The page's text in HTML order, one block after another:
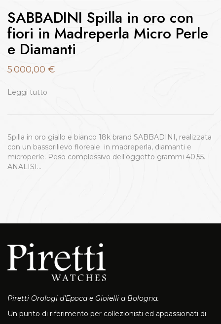
SABBADINI Spilla in oro con
fiori in Madreperla Micro Perle
e Diamanti
5.000,00 €
Leggi tutto
Spilla in oro giallo e bianco 18k brand SABBADINI, realizzata
con un bassorilievo floreale in madreperla, diamanti e
microperle. Peso complessivo dell'oggetto grammi 40,55.
ANALISI…
Piretti Orologi d’Epoca e Gioielli a Bologna.
Un punto di riferimento per collezionisti ed appassionati di